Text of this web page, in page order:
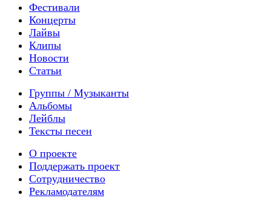
Фестивали
Концерты
Лайвы
Клипы
Новости
Статьи
Группы / Музыканты
Альбомы
Лейблы
Тексты песен
О проекте
Поддержать проект
Сотрудничество
Рекламодателям